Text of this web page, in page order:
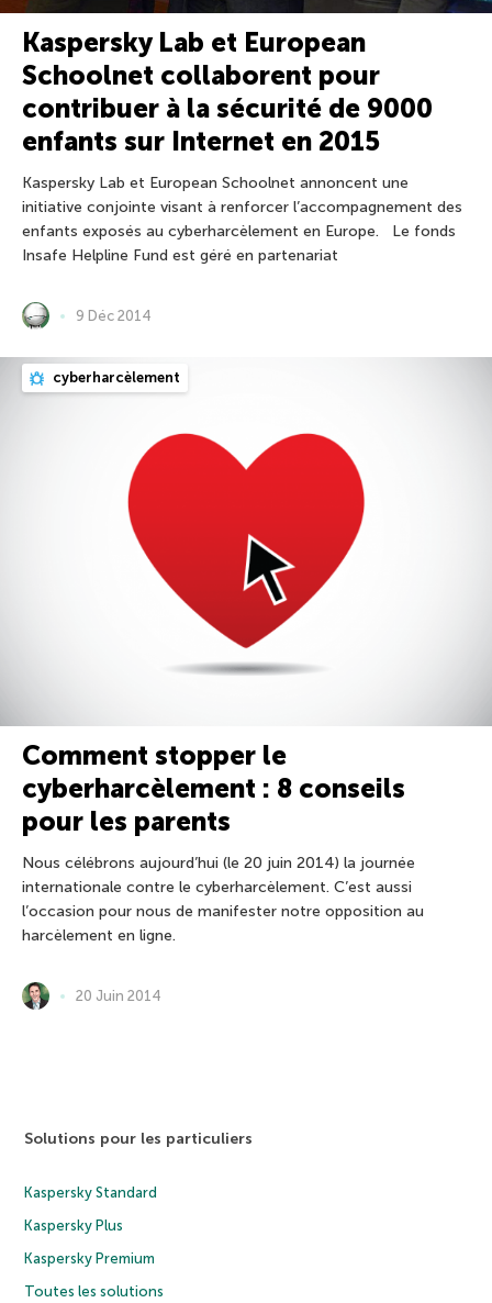
Kaspersky Lab et European
Schoolnet collaborent pour
contribuer à la sécurité de 9000
enfants sur Internet en 2015
Kaspersky Lab et European Schoolnet annoncent une
initiative conjointe visant à renforcer l’accompagnement des
enfants exposés au cyberharcèlement en Europe. Le fonds
Insafe Helpline Fund est géré en partenariat
9 Déc 2014
cyberharcèlement
Comment stopper le
cyberharcèlement : 8 conseils
pour les parents
Nous célébrons aujourd’hui (le 20 juin 2014) la journée
internationale contre le cyberharcèlement. C’est aussi
l’occasion pour nous de manifester notre opposition au
harcèlement en ligne.
20 Juin 2014
Solutions pour les particuliers
Kaspersky Standard
Kaspersky Plus
Kaspersky Premium
Toutes les solutions